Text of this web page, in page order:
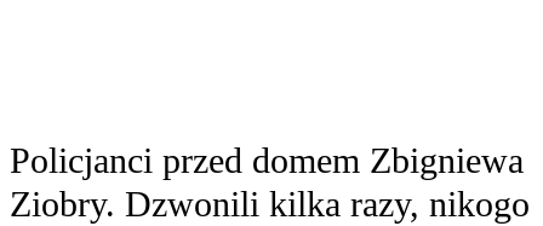
Policjanci przed domem Zbigniewa
Ziobry. Dzwonili kilka razy, nikogo